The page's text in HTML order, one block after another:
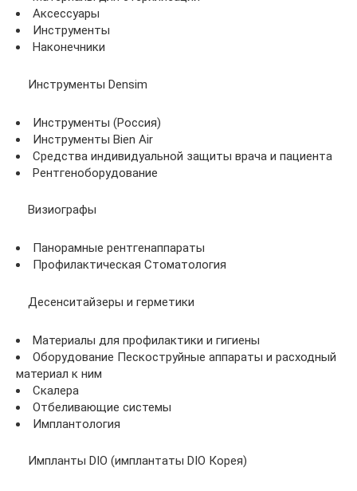
Аксессуары
Инструменты
Наконечники
Инструменты Densim
Инструменты (Россия)
Инструменты Bien Air
Средства индивидуальной защиты врача и пациента
Рентгеноборудование
Визиографы
Панорамные рентгенаппараты
Профилактическая Стоматология
Десенситайзеры и герметики
Материалы для профилактики и гигиены
Оборудование Пескоструйные аппараты и расходный
материал к ним
Скалера
Отбеливающие системы
Имплантология
Импланты DIO (имплантаты DIO Корея)